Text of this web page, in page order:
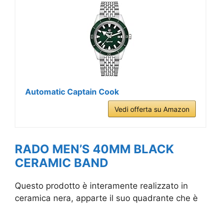
Automatic Captain Cook
Vedi offerta su Amazon
RADO MEN’S 40MM BLACK
CERAMIC BAND
Questo prodotto è interamente realizzato in
ceramica nera, apparte il suo quadrante che è